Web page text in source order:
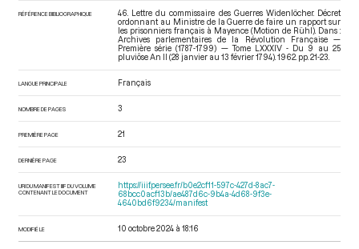
RÉFÉRENCE BIBLIOGRAPHIQUE
46. Lettre du commissaire des Guerres Widenlöcher. Décret
ordonnant au Ministre de la Guerre de faire un rapport sur
les prisonniers français à Mayence (Motion de Rühl). Dans :
Archives parlementaires de la Révolution Française —
Première série (1787-1799) — Tome LXXXIV - Du 9 au 25
pluviôse An II (28 janvier au 13 février 1794) . 1962. pp. 21-23.
LANGUE PRINCIPALE Français
NOMBRE DE PAGES 3
PREMIÈRE PAGE 21
DERNIÈRE PAGE 23
URI DU MANIFEST IIIF DU VOLUME
CONTENANT LE DOCUMENT
https://iiif.persee.fr/b0e2cf11-597c-427d-8ac7-
68bcc0acf13b/ae487d6c-9b4a-4d68-9f3e-
4640bd6f9234/manifest
MODIFIÉ LE 10 octobre 2024 à 18:16